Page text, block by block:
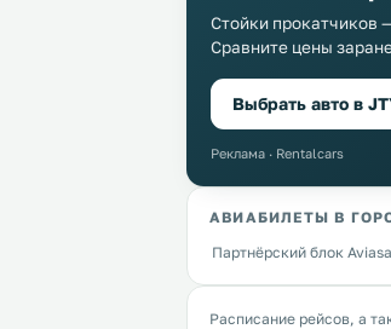
Стойки прокатчиков
Сравните цены
Выбрать авто в
Реклама · Rentalcars
АВИАБИЛЕТЫ В
Партнёрский блок
Расписание рейсов, а